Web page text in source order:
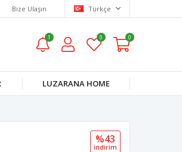
Bize Ulaşın Türkçe
1 0 0
LUZARANA HOME
%43
i̇ndi̇ri̇m